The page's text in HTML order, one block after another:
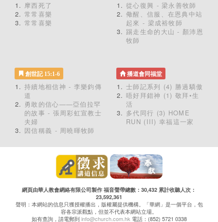
摩西死了
常常喜樂
常常喜樂
從心復興 - 梁永善牧師
儆醒、信服、在恩典中站
起來 - 梁成裕牧師
踢走生命的大山 - 顏沛恩
牧師
創世記 15:1-6
持續地相信神 - 李樂鈞傳
道
勇敢的信心——亞伯拉罕
的故事 - 張周彩虹宣教士
夫婦
因信稱義 - 周曉暉牧師
播道會同福堂
士師記系列 (4) 勝過驕傲
唔好拜錯神 (1) 敬拜•生
活
多代同行 (3) HOME
RUN (III) 幸福這一家
網頁由華人教會網絡有限公司製作 福音聲帶總數：30,432 累計收聽人次：
23,592,361
聲明：本網站的信息只獲授權播出，版權屬提供機構。「華網」是一個平台，包
容各宗派觀點，但並不代表本網站立場。
如有查詢，請電郵到info@church.com.hk 電話：(852) 5721 0338